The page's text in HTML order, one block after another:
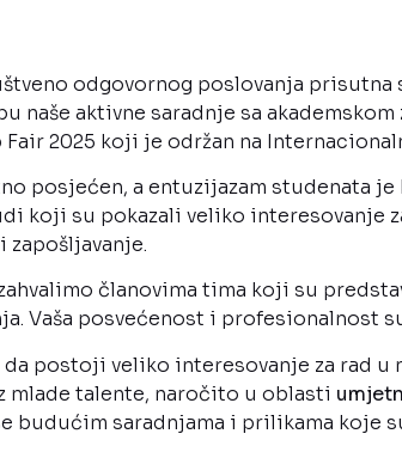
odgovornog poslovanja prisutna
naše aktivne saradnje sa
2025 koji je održan na
posjećen, a entuzijazam studenata
koji su pokazali veliko interesovanje
zapošljavanje.
članovima tima koji su
Vaša posvećenost i profesionalnost
postoji veliko interesovanje za rad u
mlade talente, naročito u oblasti
budućim saradnjama i prilikama koje